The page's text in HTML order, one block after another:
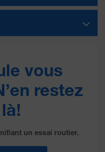
vous
restez
un essai routier.